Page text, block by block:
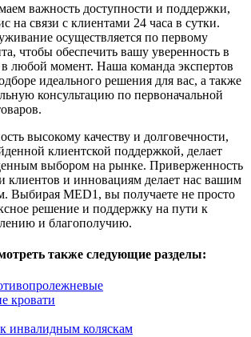
важность доступности и поддержки,
на связи с клиентами 24 часа в сутки.
осуществляется по первому
чтобы обеспечить вашу уверенность в
любой момент. Наша команда экспертов
идеального решения для вас, а также
консультацию по первоначальной
высокому качеству и долговечности,
клиентской поддержкой, делает
выбором на рынке. Приверженность
клиентов и инновациям делает нас вашим
Выбирая MED1, вы получаете не просто
решение и поддержку на пути к
и благополучию.
также следующие разделы:
кровати
инвалидным коляскам